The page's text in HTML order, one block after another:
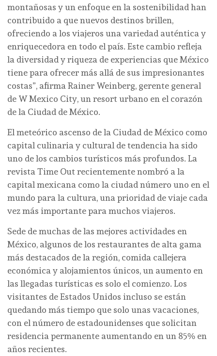
montañosas y un enfoque en la sostenibilidad han
contribuido a que nuevos destinos brillen,
ofreciendo a los viajeros una variedad auténtica y
enriquecedora en todo el país. Este cambio refleja
la diversidad y riqueza de experiencias que México
tiene para ofrecer más allá de sus impresionantes
costas”, afirma Rainer Weinberg, gerente general
de W Mexico City, un resort urbano en el corazón
de la Ciudad de México.
El meteórico ascenso de la Ciudad de México como
capital culinaria y cultural de tendencia ha sido
uno de los cambios turísticos más profundos. La
revista Time Out recientemente nombró a la
capital mexicana como la ciudad número uno en el
mundo para la cultura, una prioridad de viaje cada
vez más importante para muchos viajeros.
Sede de muchas de las mejores actividades en
México, algunos de los restaurantes de alta gama
más destacados de la región, comida callejera
económica y alojamientos únicos, un aumento en
las llegadas turísticas es solo el comienzo. Los
visitantes de Estados Unidos incluso se están
quedando más tiempo que solo unas vacaciones,
con el número de estadounidenses que solicitan
residencia permanente aumentando en un 85% en
años recientes.